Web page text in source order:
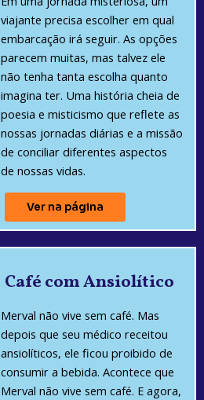
viajante precisa escolher em qual
embarcação irá seguir. As opções
parecem muitas, mas talvez ele
não tenha tanta escolha quanto
imagina ter. Uma história cheia de
poesia e misticismo que reflete as
nossas jornadas diárias e a missão
de conciliar diferentes aspectos
de nossas vidas.
Ver na página
Café com Ansiolítico
Merval não vive sem café. Mas
depois que seu médico receitou
ansiolíticos, ele ficou proibido de
consumir a bebida. Acontece que
Merval não vive sem café. E agora,